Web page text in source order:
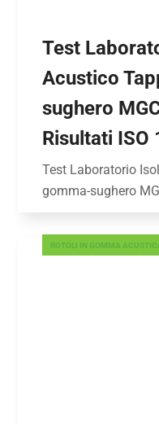
Test
Acustico
sughero
Risultati ISO
Test Laboratorio
gomma-sughero
ROTOLI IN GOMMA